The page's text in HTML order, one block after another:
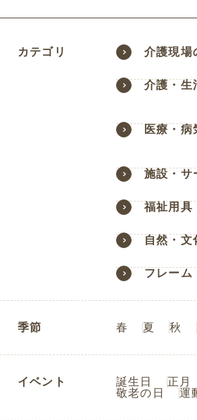
カテゴリ 介護現場
介護・生
医療・病
施設・サ
福祉用具
自然・文
フレーム
季節 春 夏 秋
イベント 誕生日 正月
敬老の日
運